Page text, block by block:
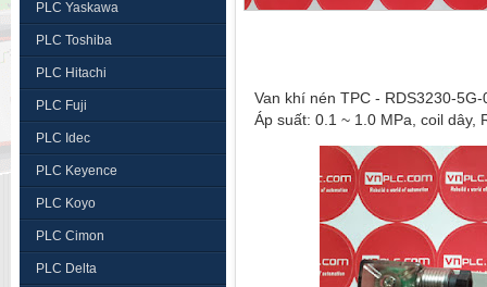
PLC Yaskawa
PLC Toshiba
PLC Hitachi
PLC Fuji
PLC Idec
PLC Keyence
PLC Koyo
PLC Cimon
PLC Delta
Van khí nén TPC - RDS3230-
Áp suất: 0.1 ~ 1.0 MPa, coil dây,